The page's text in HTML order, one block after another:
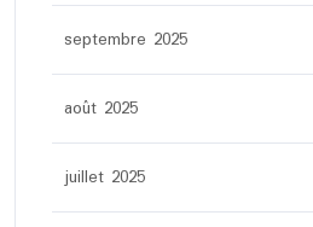
septembre 2025
août 2025
juillet 2025